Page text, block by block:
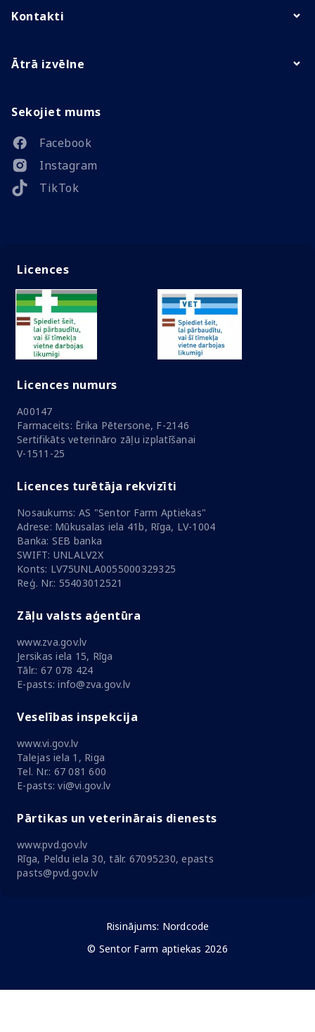
Kontakti
Ātrā izvēlne
Sekojiet mums
Facebook
Instagram
TikTok
Licences
Licences numurs
A00147
Farmaceits: Ērika Pētersone, F-2146
Sertifikāts veterināro zāļu izplatīšanai
V-1511-25
Licences turētāja rekvizīti
Nosaukums: AS "Sentor Farm Aptiekas"
Adrese: Mūkusalas iela 41b, Rīga, LV-1004
Banka: SEB banka
SWIFT: UNLALV2X
Konts: LV75UNLA0055000329325
Reģ. Nr.: 55403012521
Zāļu valsts aģentūra
www.zva.gov.lv
Jersikas iela 15, Rīga
Tālr.: 67 078 424
E-pasts: info@zva.gov.lv
Veselības inspekcija
www.vi.gov.lv
Talejas iela 1, Riga
Tel. Nr.: 67 081 600
E-pasts: vi@vi.gov.lv
Pārtikas un veterinārais dienests
www.pvd.gov.lv
Rīga, Peldu iela 30, tālr. 67095230, epasts
pasts@pvd.gov.lv
Risinājums: Nordcode
© Sentor Farm aptiekas 2026